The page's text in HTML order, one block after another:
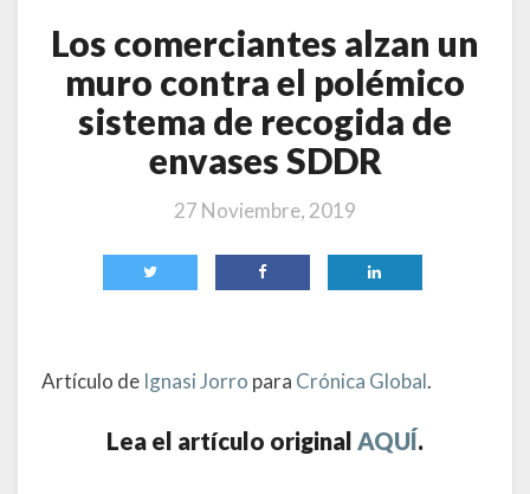
Los comerciantes alzan un
muro contra el polémico
sistema de recogida de
envases SDDR
27 Noviembre, 2019
Artículo de Ignasi Jorro para Crónica Global.
Lea el artículo original AQUÍ.